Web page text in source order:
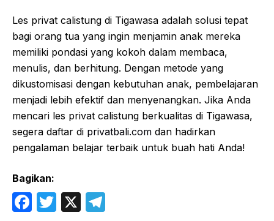
Les privat calistung di Tigawasa adalah solusi tepat
bagi orang tua yang ingin menjamin anak mereka
memiliki pondasi yang kokoh dalam membaca,
menulis, dan berhitung. Dengan metode yang
dikustomisasi dengan kebutuhan anak, pembelajaran
menjadi lebih efektif dan menyenangkan. Jika Anda
mencari les privat calistung berkualitas di Tigawasa,
segera daftar di privatbali.com dan hadirkan
pengalaman belajar terbaik untuk buah hati Anda!
Bagikan:
F
T
X